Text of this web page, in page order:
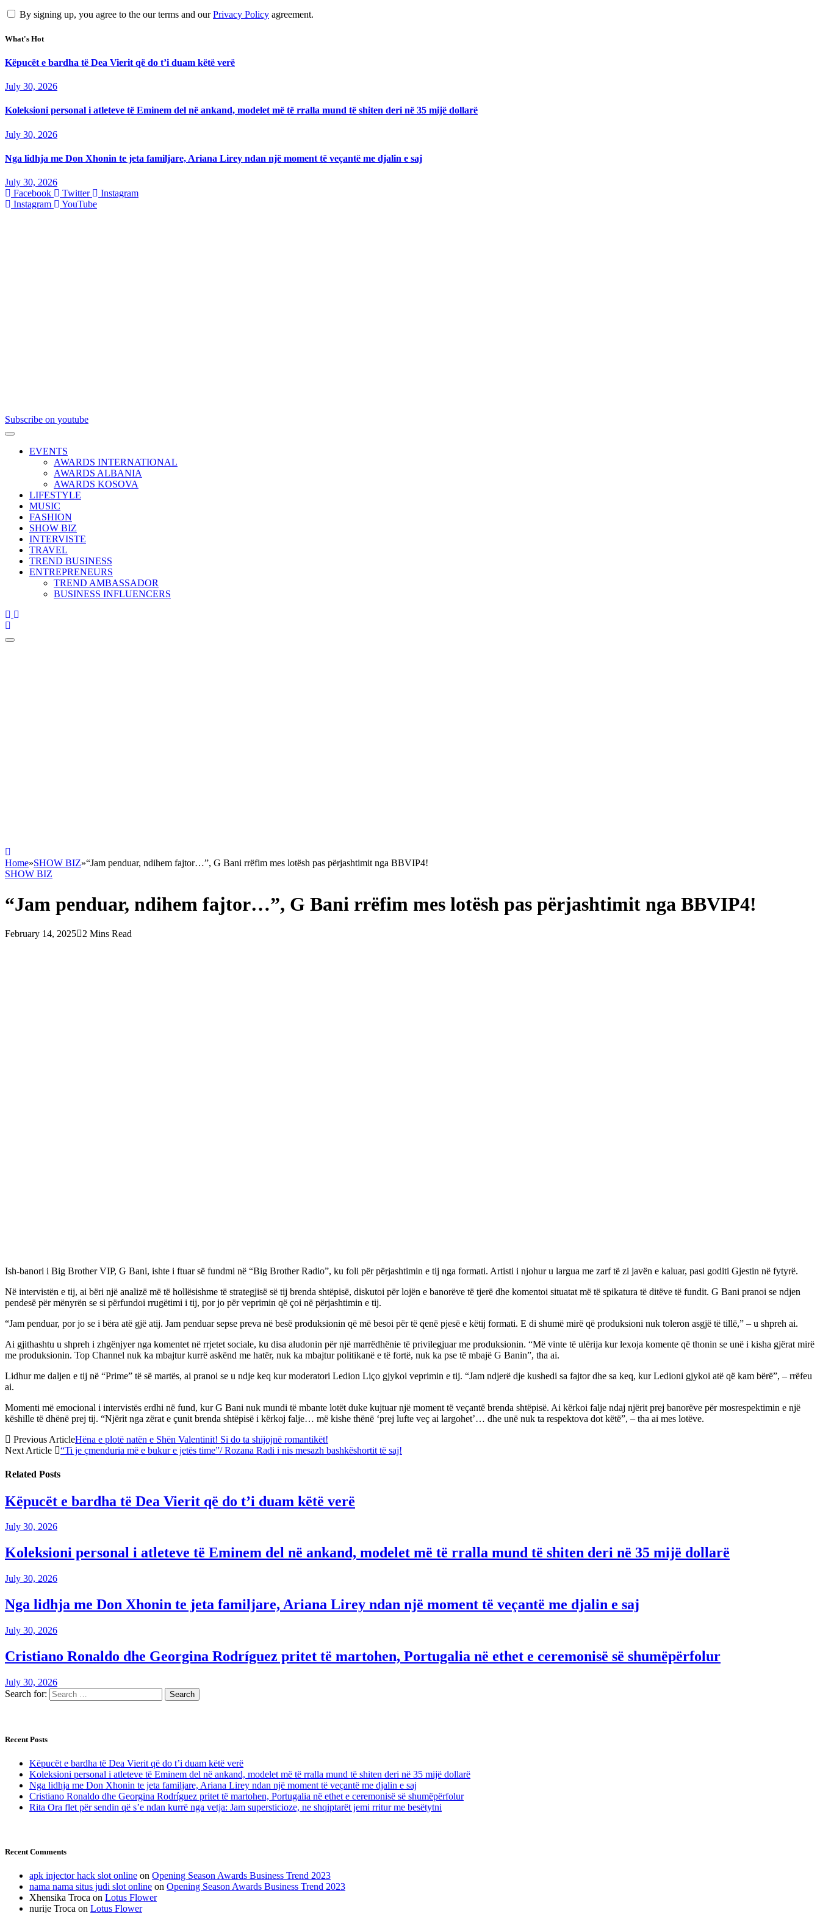
By signing up, you agree to the our terms and ourPrivacy Policy agreement.
What's Hot
Këpucët e bardha të Dea Vierit që do t’i duam këtë verë
July 30, 2026
Koleksioni personal i atleteve të Eminem del në ankand, modelet më të rralla mund të shiten deri në 35 mijë dollarë
July 30, 2026
Nga lidhja me Don Xhonin te jeta familjare, Ariana Lirey ndan një moment të veçantë me djalin e saj
July 30, 2026
Facebook
Twitter
Instagram
Instagram
YouTube
Subscribe on youtube
EVENTS
AWARDS INTERNATIONAL
AWARDS ALBANIA
AWARDS KOSOVA
LIFESTYLE
MUSIC
FASHION
SHOW BIZ
INTERVISTE
TRAVEL
TREND BUSINESS
ENTREPRENEURS
TREND AMBASSADOR
BUSINESS INFLUENCERS
Home»SHOW BIZ»“Jam penduar, ndihem fajtor…”, G Bani rrëfim mes lotësh pas përjashtimit nga BBVIP4!
SHOW BIZ
“Jam penduar, ndihem fajtor…”, G Bani rrëfim mes lotësh pas përjashtimit nga BBVIP4!
February 14, 2025 2 Mins Read
Ish-banori i Big Brother VIP, G Bani, ishte i ftuar së fundmi në “Big Brother Radio”, ku foli për përjashtimin e tij nga formati. Artisti i njohur u largua me zarf të zi javën e kaluar, pasi goditi Gjestin në fytyrë.
Në intervistën e tij, ai bëri një analizë më të hollësishme të strategjisë së tij brenda shtëpisë, diskutoi për lojën e banorëve të tjerë dhe komentoi situatat më të spikatura të ditëve të fundit. G Bani pranoi se ndjen
pendesë për mënyrën se si përfundoi rrugëtimi i tij, por jo për veprimin që çoi në përjashtimin e tij.
“Jam penduar, por jo se i bëra atë gjë atij. Jam penduar sepse preva në besë produksionin që më besoi për të qenë pjesë e këtij formati. E di shumë mirë që produksioni nuk toleron asgjë të tillë,” – u shpreh ai.
Ai gjithashtu u shpreh i zhgënjyer nga komentet në rrjetet sociale, ku disa aludonin për një marrëdhënie të privilegjuar me produksionin. “Më vinte të ulërija kur lexoja komente që thonin se unë i kisha gjërat mirë
me produksionin. Top Channel nuk ka mbajtur kurrë askënd me hatër, nuk ka mbajtur politikanë e të fortë, nuk ka pse të mbajë G Banin”, tha ai.
Lidhur me daljen e tij në “Prime” të së martës, ai pranoi se u ndje keq kur moderatori Ledion Liço gjykoi veprimin e tij. “Jam ndjerë dje kushedi sa fajtor dhe sa keq, kur Ledioni gjykoi atë që kam bërë”, – rrëfeu
ai.
Momenti më emocional i intervistës erdhi në fund, kur G Bani nuk mundi të mbante lotët duke kujtuar një moment të veçantë brenda shtëpisë. Ai kërkoi falje ndaj njërit prej banorëve për mosrespektimin e një
këshille të dhënë prej tij. “Njërit nga zërat e çunit brenda shtëpisë i kërkoj falje… më kishe thënë ‘prej lufte veç ai largohet’… dhe unë nuk ta respektova dot këtë”, – tha ai mes lotëve.
Previous ArticleHëna e plotë natën e Shën Valentinit! Si do ta shijojnë romantikët!
Next Article
“Ti je çmenduria më e bukur e jetës time”/ Rozana Radi i nis mesazh bashkëshortit të saj!
Related Posts
Këpucët e bardha të Dea Vierit që do t’i duam këtë verë
July 30, 2026
Koleksioni personal i atleteve të Eminem del në ankand, modelet më të rralla mund të shiten deri në 35 mijë dollarë
July 30, 2026
Nga lidhja me Don Xhonin te jeta familjare, Ariana Lirey ndan një moment të veçantë me djalin e saj
July 30, 2026
Cristiano Ronaldo dhe Georgina Rodríguez pritet të martohen, Portugalia në ethet e ceremonisë së shumëpërfolur
July 30, 2026
Search for:
Recent Posts
Këpucët e bardha të Dea Vierit që do t’i duam këtë verë
Koleksioni personal i atleteve të Eminem del në ankand, modelet më të rralla mund të shiten deri në 35 mijë dollarë
Nga lidhja me Don Xhonin te jeta familjare, Ariana Lirey ndan një moment të veçantë me djalin e saj
Cristiano Ronaldo dhe Georgina Rodríguez pritet të martohen, Portugalia në ethet e ceremonisë së shumëpërfolur
Rita Ora flet për sendin që s’e ndan kurrë nga vetja: Jam supersticioze, ne shqiptarët jemi rritur me besëtytni
Recent Comments
apk injector hack slot online on Opening Season Awards Business Trend 2023
nama nama situs judi slot online on Opening Season Awards Business Trend 2023
Xhensika Troca on Lotus Flower
nurije Troca on Lotus Flower